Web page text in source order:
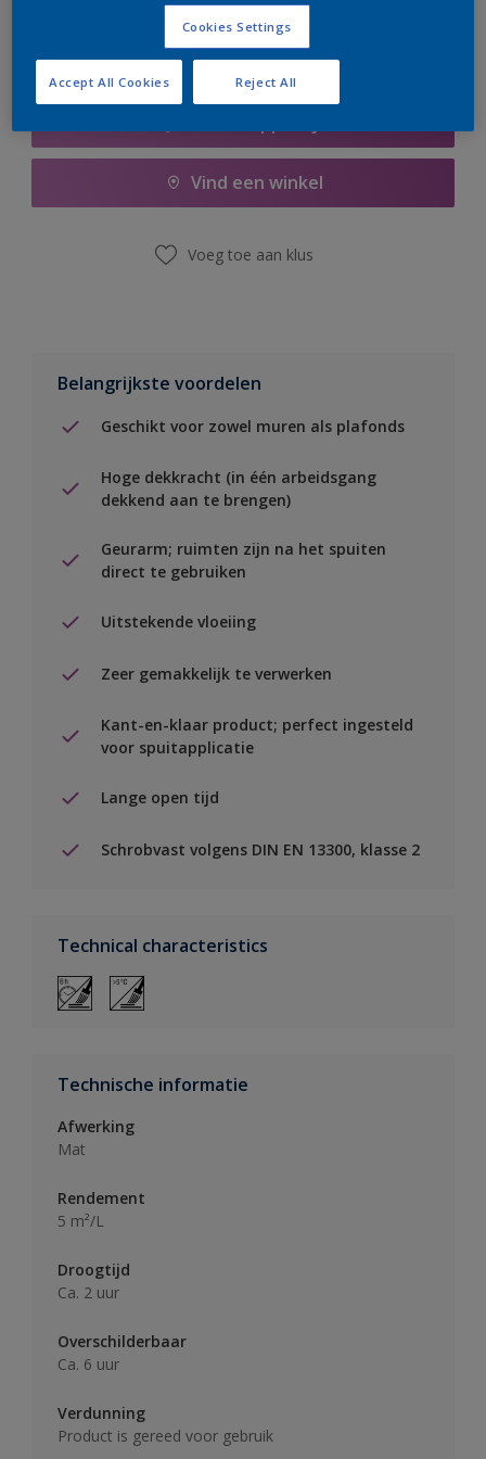
Vind een winkel
Voeg toe aan klus
Belangrijkste voordelen
Geschikt voor zowel muren als plafonds
Hoge dekkracht (in één arbeidsgang
dekkend aan te brengen)
Geurarm; ruimten zijn na het spuiten
direct te gebruiken
Uitstekende vloeiing
Zeer gemakkelijk te verwerken
Kant-en-klaar product; perfect ingesteld
voor spuitapplicatie
Lange open tijd
Schrobvast volgens DIN EN 13300, klasse 2
Technical characteristics
Technische informatie
Afwerking
Mat
Rendement
5 m²/L
Droogtijd
Ca. 2 uur
Overschilderbaar
Ca. 6 uur
Verdunning
Product is gereed voor gebruik
Cookies Settings
Reject All
Accept All Cookies